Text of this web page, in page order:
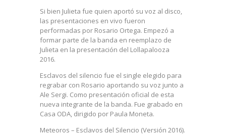
Si bien Julieta fue quien aportó su voz al disco,
las presentaciones en vivo fueron
performadas por Rosario Ortega. Empezó a
formar parte de la banda en reemplazo de
Julieta en la presentación del Lollapalooza
2016.
Esclavos del silencio fue el single elegido para
regrabar con Rosario aportando su voz junto a
Ale Sergi. Como presentación oficial de esta
nueva integrante de la banda. Fue grabado en
Casa ODA, dirigido por Paula Moneta.
Meteoros – Esclavos del Silencio (Versión 2016).